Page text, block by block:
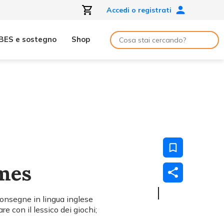
Accedi o registrati
e sostegno Shop
in lingua inglese
con il lessico dei giochi;